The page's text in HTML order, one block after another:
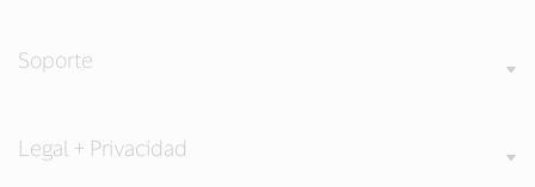
Soporte
Legal + Privacidad